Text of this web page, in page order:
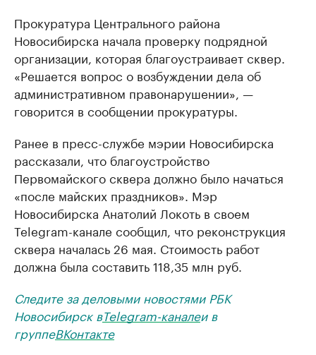
Прокуратура Центрального района
Новосибирска начала проверку подрядной
организации, которая благоустраивает сквер.
«Решается вопрос о возбуждении дела об
административном правонарушении», —
говорится в сообщении прокуратуры.
Ранее в пресс-службе мэрии Новосибирска
рассказали, что благоустройство
Первомайского сквера должно было начаться
«после майских праздников». Мэр
Новосибирска Анатолий Локоть в своем
Telegram-канале сообщил, что реконструкция
сквера началась 26 мая. Стоимость работ
должна была составить 118,35 млн руб.
Следите за деловыми новостями РБК
Новосибирск вTelegram-каналеи в
группеВКонтакте